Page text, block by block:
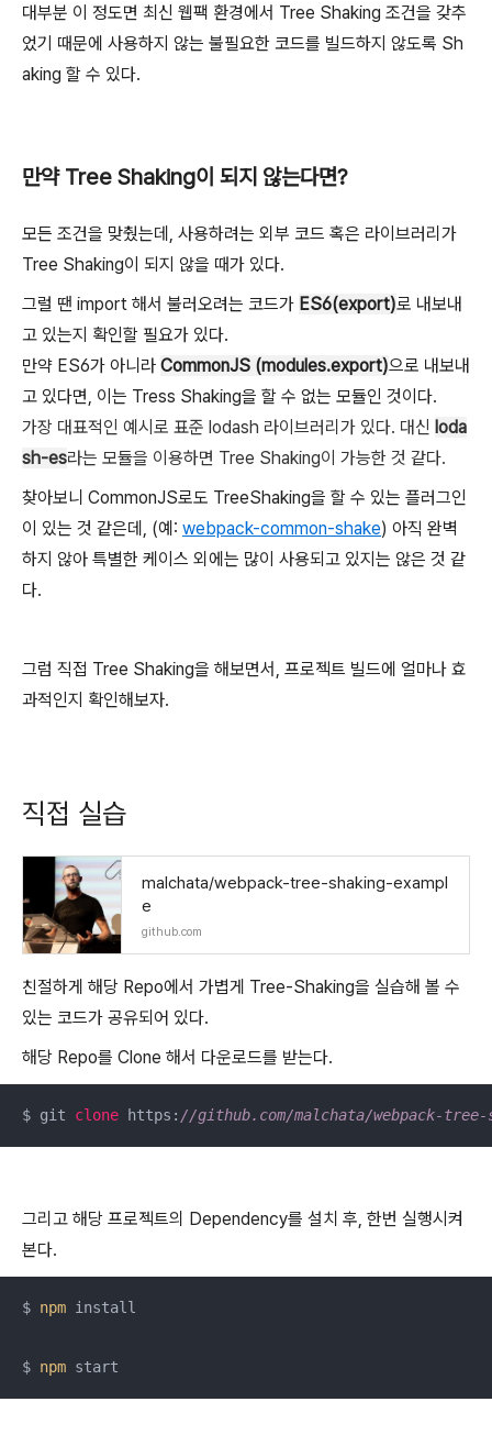
대부분 이 정도면 최신 웹팩 환경에서 Tree Shaking 조건을 갖추
었기 때문에 사용하지 않는 불필요한 코드를 빌드하지 않도록 Sh
aking 할 수 있다.
만약 Tree Shaking이 되지 않는다면?
모든 조건을 맞췄는데, 사용하려는 외부 코드 혹은 라이브러리가
Tree Shaking이 되지 않을 때가 있다.
그럴 땐 import 해서 불러오려는 코드가 ES6(export)로 내보내
고 있는지 확인할 필요가 있다.
만약 ES6가 아니라 CommonJS (modules.export)으로 내보내
고 있다면, 이는 Tress Shaking을 할 수 없는 모듈인 것이다.
가장 대표적인 예시로 표준 lodash 라이브러리가 있다. 대신 loda
sh-es라는 모듈을 이용하면 Tree Shaking이 가능한 것 같다.
찾아보니 CommonJS로도 TreeShaking을 할 수 있는 플러그인
이 있는 것 같은데, (예: webpack-common-shake) 아직 완벽
하지 않아 특별한 케이스 외에는 많이 사용되고 있지는 않은 것 같
다.
그럼 직접 Tree Shaking을 해보면서, 프로젝트 빌드에 얼마나 효
과적인지 확인해보자.
직접 실습
malchata/webpack-tree-shaking-exampl
e
github.com
친절하게 해당 Repo에서 가볍게 Tree-Shaking을 실습해 볼 수
있는 코드가 공유되어 있다.
해당 Repo를 Clone 해서 다운로드를 받는다.
$ git clone https: //github.com/malchata/webpack-
그리고 해당 프로젝트의 Dependency를 설치 후, 한번 실행시켜
본다.
$ npm install
$ npm start